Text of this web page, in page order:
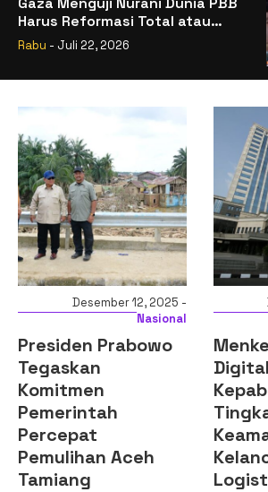
Harus Reformasi Total atau
Kehilangan Legitimasi
Rabu - Juli 22, 2026
Desember 12, 2025 -
Nasional
Presiden Prabowo
Tegaskan
Komitmen
Pemerintah
Percepat
Pemulihan Aceh
Tamiang